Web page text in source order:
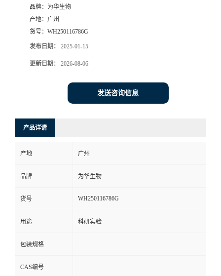
品牌： 为华生物
产地： 广州
货号： WH250116786G
发布日期： 2025-01-15
更新日期： 2026-08-06
发送咨询信息
产品详请
产地 广州
品牌 为华生物
货号 WH250116786G
用途 科研实验
包装规格
CAS编号